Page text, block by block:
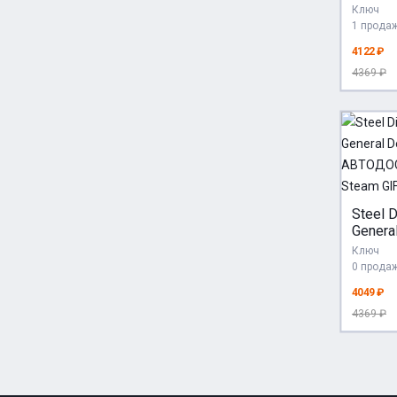
*RU/
Steam
Ключ
1
4122 ₽
4369 ₽
Steel
Edition
Ключ
0
4049 ₽
4369 ₽